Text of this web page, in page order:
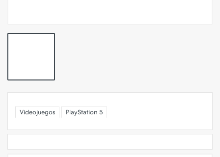
Videojuegos PlayStation 5